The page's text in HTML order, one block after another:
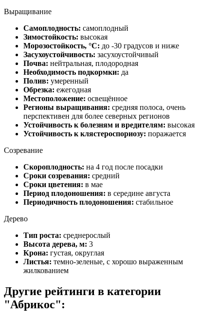
Выращивание
Самоплодность: самоплодный
Зимостойкость: высокая
Морозостойкость, °C: до -30 градусов и ниже
Засухоустойчивость: засухоустойчивый
Почва: нейтральная, плодородная
Необходимость подкормки: да
Полив: умеренный
Обрезка: ежегодная
Местоположение: освещённое
Регионы выращивания: средняя полоса, очень
перспективен для более северных регионов
Устойчивость к болезням и вредителям: высокая
Устойчивость к клястероспориозу: поражается
Созревание
Скороплодность: на 4 год после посадки
Сроки созревания: средний
Сроки цветения: в мае
Период плодоношения: в середине августа
Периодичность плодоношения: стабильное
Дерево
Тип роста: среднерослый
Высота дерева, м: 3
Крона: густая, округлая
Листья: темно-зеленые, с хорошо выраженным
жилкованием
Другие рейтинги в категории
"Абрикос":